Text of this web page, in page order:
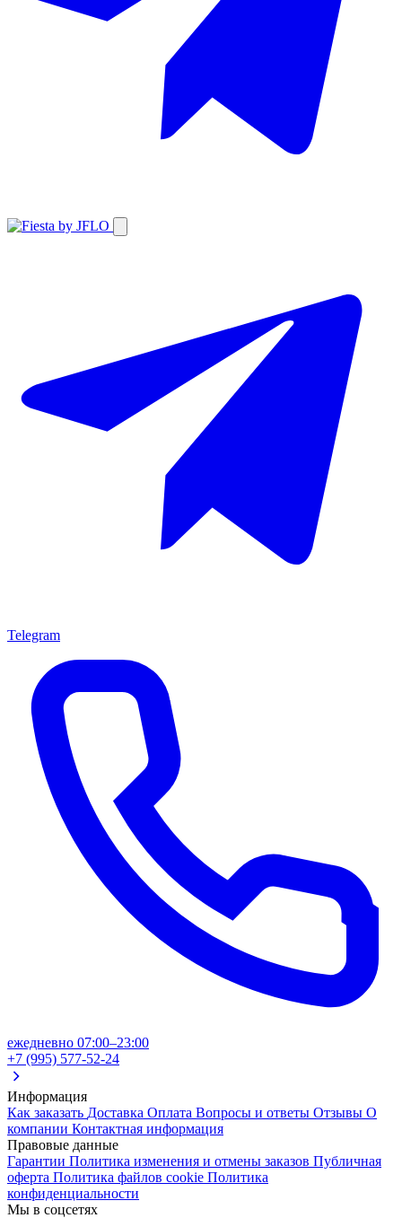
Telegram
ежедневно 07:00–23:00
+7 (995) 577-52-24
Информация
Как заказать Доставка Оплата Вопросы и ответы Отзывы О
компании Контактная информация
Правовые данные
Гарантии Политика изменения и отмены заказов Публичная
оферта Политика файлов cookie Политика
конфиденциальности
Мы в соцсетях